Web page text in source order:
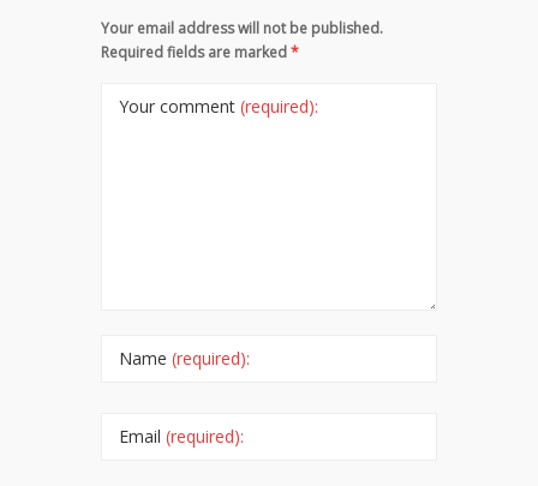
Your email address will not be published.
Required fields are marked*
Your comment (required):
Name (required):
Email (required):